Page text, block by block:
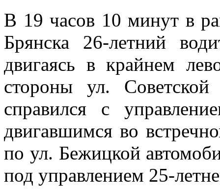
В 19 часов 10 минут в
Брянска 26-летний
двигаясь в крайнем
стороны ул.
справился с
двигавшимся во
по ул. Бежицкой
под управлением 25-